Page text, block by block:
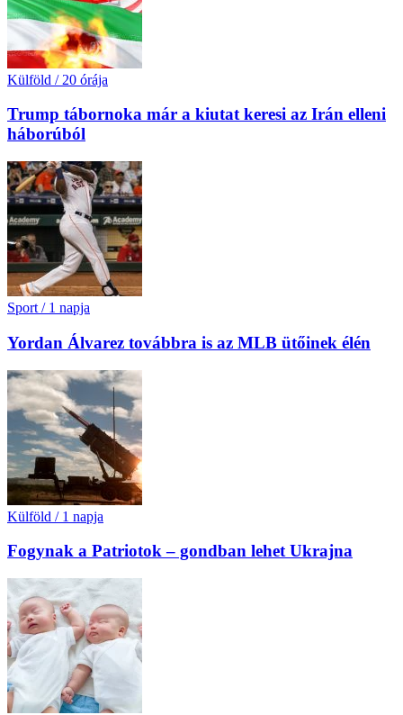
Külföld / 20 órája
Trump tábornoka már a kiutat keresi az Irán elleni
háborúból
Sport / 1 napja
Yordan Álvarez továbbra is az MLB ütőinek élén
Külföld / 1 napja
Fogynak a Patriotok – gondban lehet Ukrajna